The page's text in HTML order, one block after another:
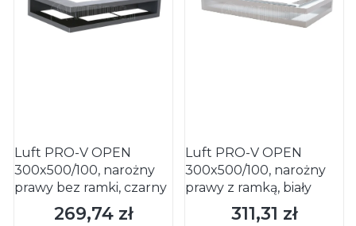
Luft PRO-V OPEN
300x500/100, narożny
prawy bez ramki, czarny
Cena
269,74 zł
Luft PRO-V OPEN
300x500/100, narożny
prawy z ramką, biały
Cena
311,31 zł